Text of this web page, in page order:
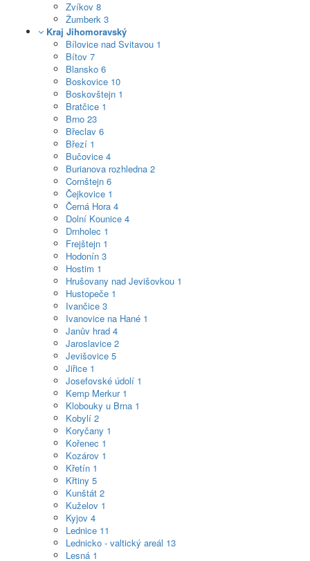
Zvíkov 8
Žumberk 3
Kraj Jihomoravský
Bílovice nad Svitavou 1
Bítov 7
Blansko 6
Boskovice 10
Boskovštejn 1
Bratčice 1
Brno 23
Břeclav 6
Březí 1
Bučovice 4
Burianova rozhledna 2
Cornštejn 6
Čejkovice 1
Černá Hora 4
Dolní Kounice 4
Drnholec 1
Frejštejn 1
Hodonín 3
Hostim 1
Hrušovany nad Jevišovkou 1
Hustopeče 1
Ivančice 3
Ivanovice na Hané 1
Janův hrad 4
Jaroslavice 2
Jevišovice 5
Jiřice 1
Josefovské údolí 1
Kemp Merkur 1
Klobouky u Brna 1
Kobylí 2
Koryčany 1
Kořenec 1
Kozárov 1
Křetín 1
Křtiny 5
Kunštát 2
Kuželov 1
Kyjov 4
Lednice 11
Lednicko - valtický areál 13
Lesná 1